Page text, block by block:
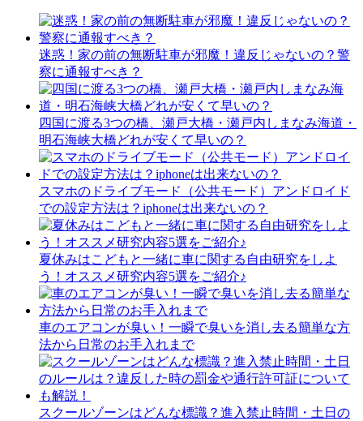
迷惑！家の前の無断駐車が邪魔！違反じゃないの？警
察に通報すべき？
四国に渡る3つの橋、瀬戸大橋・瀬戸内しまなみ海道・
明石海峡大橋どれが安くて早いの？
スマホのドライブモード（公共モード）アンドロイド
での設定方法は？iphoneは出来ないの？
夏休みはこどもと一緒に車に関する自由研究をしよ
う！オススメ研究内容5選をご紹介♪
車のエアコンが臭い！一瞬で臭いを消し去る簡単な方
法から日常のお手入れまで
スクールゾーンはどんな標識？進入禁止時間・土日の